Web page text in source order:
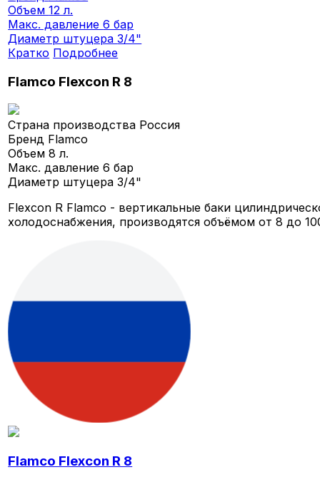
Объем12 л.
Макс. давление6 бар
Диаметр штуцера3/4"
Кратко Подробнее
Flamco Flexcon R 8
Страна производства Россия
Бренд Flamco
Объем8 л.
Макс. давление6 бар
Диаметр штуцера3/4"
Flexcon R Flamco - вертикальные баки
холодоснабжения, производятся объёмом от 8 до
Flamco Flexcon R 8